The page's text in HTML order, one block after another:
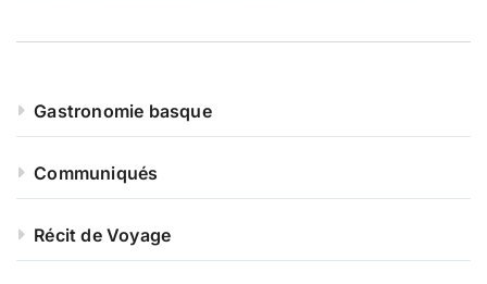
Gastronomie basque
Communiqués
Récit de Voyage